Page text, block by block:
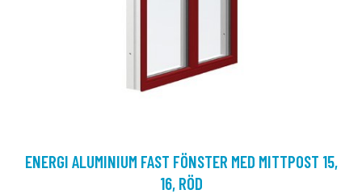
ENERGI ALUMINIUM FAST FÖNSTER MED MITTPOST 15,
16, RÖD